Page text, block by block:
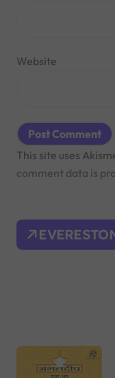
Website
This site uses
comment data is